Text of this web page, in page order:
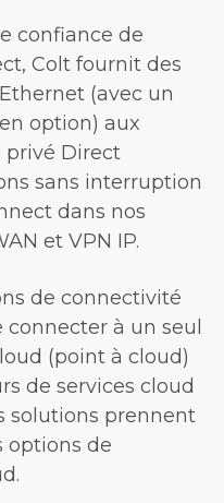
confiance de
Colt fournit des
(avec un
option) aux
privé Direct
sans interruption
dans nos
et VPN IP.
de connectivité
à un seul
(point à cloud)
de services cloud
solutions prennent
options de